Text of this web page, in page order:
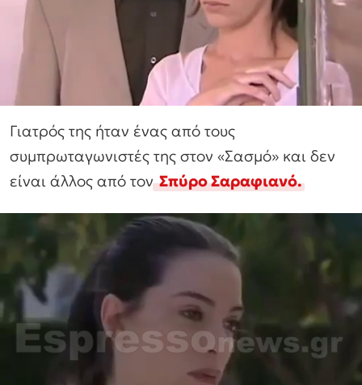
Γιατρός της ήταν ένας από τους
συμπρωταγωνιστές της στον «Σασμό» και δεν
είναι άλλος από τονΣπύρο Σαραφιανό.